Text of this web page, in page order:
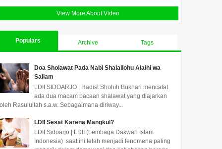
View More About Video
Populars Archive Tags
Doa Sholawat Pada Nabi Shalallohu Alaihi wa
Sallam
LDII SIDOARJO | Hadist Shohih Bukhari mencatat
ada dua macam bacaan shalawat yang diajarkan
oleh Rasulullah s.a.w. Sebagaimana diriway...
LDII Sesat Karena Mangkul?
LDII Sidoarjo | LDII (Lembaga Dakwah Islam
Indonesia) saat ini telah menjadi fenomena paling